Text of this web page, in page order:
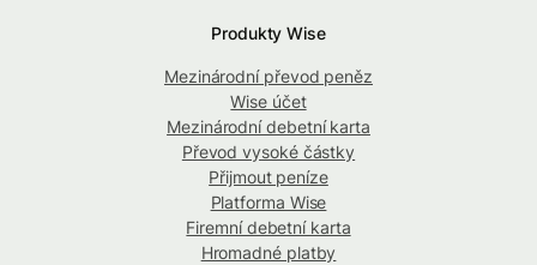
Produkty Wise
Mezinárodní převod peněz
Wise účet
Mezinárodní debetní karta
Převod vysoké částky
Přijmout peníze
Platforma Wise
Firemní debetní karta
Hromadné platby